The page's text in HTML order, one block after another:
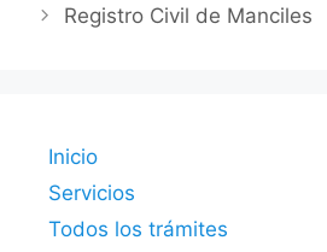
Registro Civil de Manciles
Inicio
Servicios
Todos los trámites